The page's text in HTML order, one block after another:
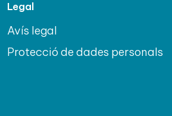
Legal
Avís legal
Protecció de dades personals